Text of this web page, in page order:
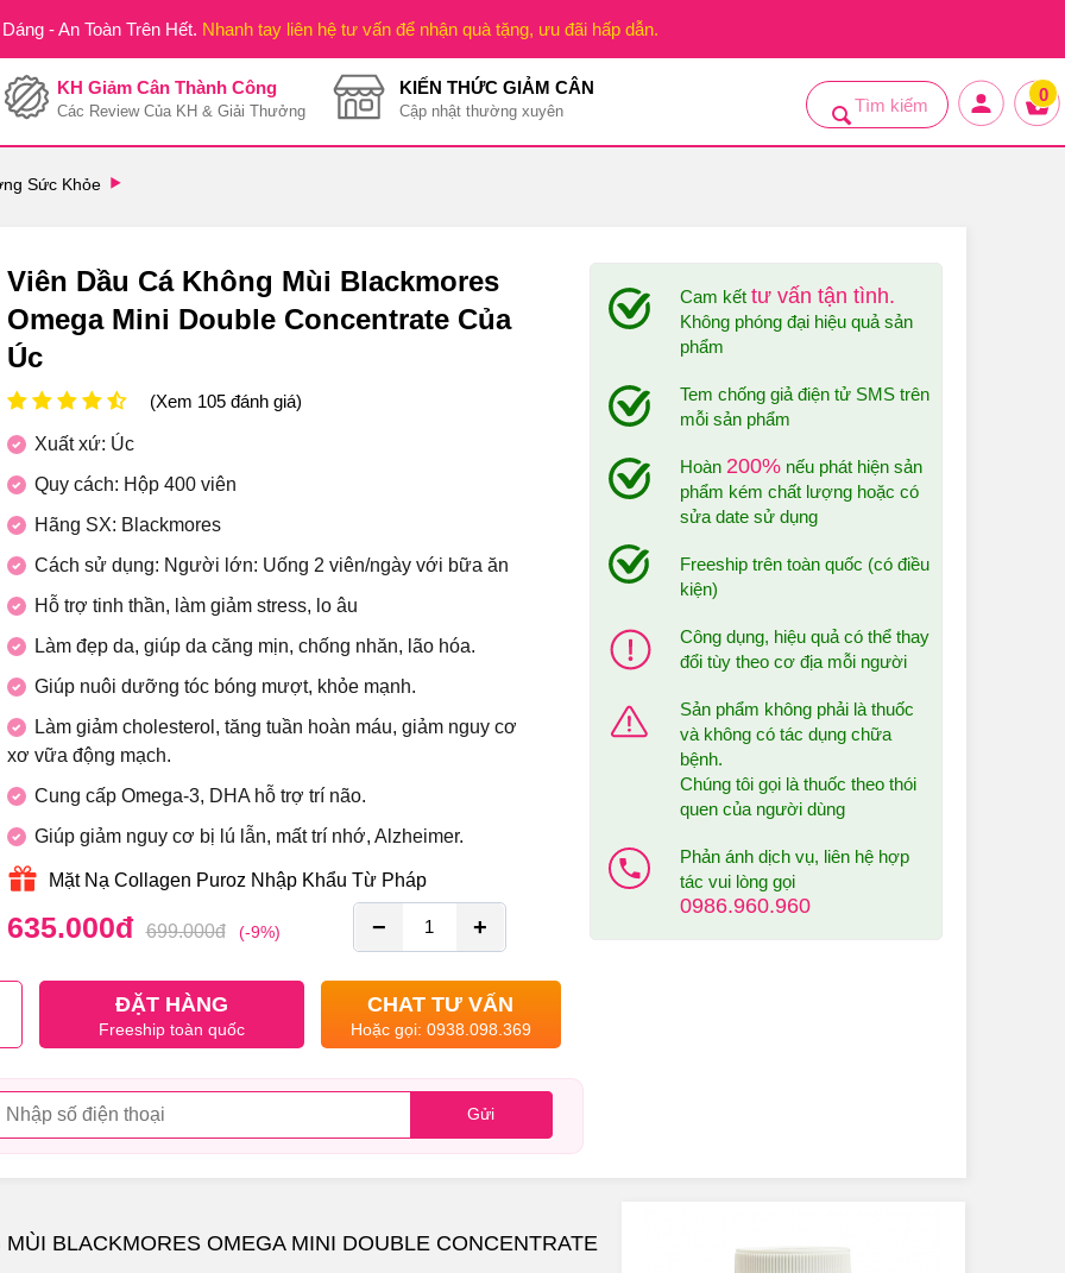
- An Toàn Trên Hết. Nhanh tay liên hệ tư vấn để nhận quà tặng, ưu đãi hấp dẫn.
KH Giảm Cân Thành Công
Các Review Của KH & Giải Thưởng
KIẾN THỨC GIẢM CÂN
Cập nhật thường xuyên
0
Sức Khỏe
Viên Dầu Cá Không Mùi Blackmores
Omega Mini Double Concentrate Của
Úc
(Xem 105 đánh giá)
Xuất xứ: Úc
Quy cách: Hộp 400 viên
Hãng SX: Blackmores
Cách sử dụng: Người lớn: Uống 2 viên/ngày với bữa ăn
Hỗ trợ tinh thần, làm giảm stress, lo âu
Làm đẹp da, giúp da căng mịn, chống nhăn, lão hóa.
Giúp nuôi dưỡng tóc bóng mượt, khỏe mạnh.
Làm giảm cholesterol, tăng tuần hoàn máu, giảm nguy cơ
xơ vữa động mạch.
Cung cấp Omega-3, DHA hỗ trợ trí não.
Giúp giảm nguy cơ bị lú lẫn, mất trí nhớ, Alzheimer.
Mặt Nạ Collagen Puroz Nhập Khẩu Từ Pháp
635.000đ 699.000đ (-9%) +
−
ĐẶT HÀNG
Freeship toàn quốc
CHAT TƯ VẤN
Hoặc gọi: 0938.098.369
Gửi
Cam kết tư vấn tận tình.
Không phóng đại hiệu quả sản
phẩm
Tem chống giả điện tử SMS trên
mỗi sản phẩm
Hoàn 200%nếu phát hiện sản
phẩm kém chất lượng hoặc có
sửa date sử dụng
Freeship trên toàn quốc (có điều
kiện)
Công dụng, hiệu quả có thể thay
đổi tùy theo cơ địa mỗi người
Sản phẩm không phải là thuốc
và không có tác dụng chữa
bệnh.
Chúng tôi gọi là thuốc theo thói
quen của người dùng
Phản ánh dịch vụ, liên hệ hợp
tác vui lòng gọi
0986.960.960
BLACKMORES OMEGA MINI DOUBLE CONCENTRATE